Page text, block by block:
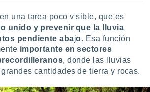
una tarea poco visible, que es
unido y prevenir que la lluvia
pendiente abajo. Esa función
importante en sectores
, donde las lluvias
cantidades de tierra y rocas.